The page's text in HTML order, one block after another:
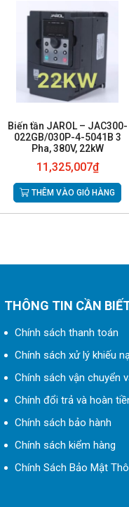
Biến tần JAROL – JAC300-
022GB/030P-4-5041B 3
Pha, 380V, 22kW
11,325,007₫
THÊM VÀO GIỎ HÀNG
THÔNG TIN CẦN
Chính sách thanh toán
Chính sách xử lý khiếu
Chính sách vận chuyển
Chính đổi trả và hoàn
Chính sách bảo hành
Chính sách kiểm hàng
Chính Sách Bảo Mật